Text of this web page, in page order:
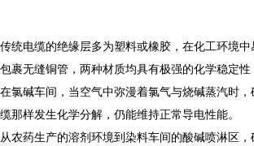
传统电缆的绝缘层多为塑料或橡胶，在化工环境
包裹无缝铜管，两种材质均具有极强的化学稳定
在氯碱车间，当空气中弥漫着氯气与烧碱蒸汽时，
缆那样发生化学分解，仍能维持正常导电性能。
从农药生产的溶剂环境到染料车间的酸碱喷淋区，